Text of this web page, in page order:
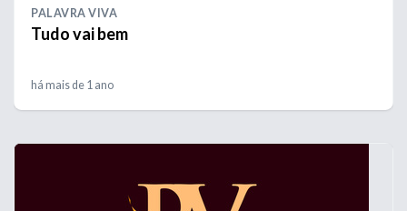
PALAVRA VIVA
Tudo vai bem
há mais de 1 ano